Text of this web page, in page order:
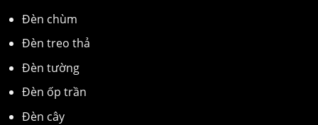
Đèn chùm
Đèn treo thả
Đèn tường
Đèn ốp trần
Đèn cây